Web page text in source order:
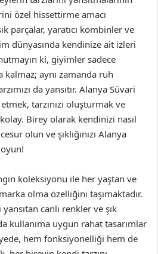
özel hissettirme amacı
parçalar, yaratıcı kombinler ve
dünyasında kendinize ait izleri
ki, giyimler sadece
kalmaz; aynı zamanda ruh
da yansıtır. Alanya Süvari
tarzınızı oluşturmak ve
Birey olarak kendinizi nasıl
olun ve şıklığınızı Alanya
koleksiyonu ile her yaştan ve
olma özelliğini taşımaktadır.
canlı renkler ve şık
kullanıma uygun rahat tasarımlar
hem fonksiyonelliği hem de